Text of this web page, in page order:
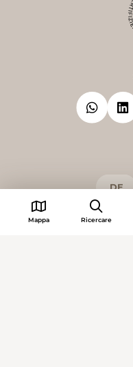
DE
Mappa Ricercare